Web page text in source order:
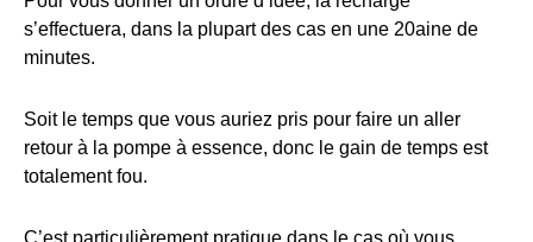
s’effectuera, dans la plupart des cas en une 20aine de
minutes.
Soit le temps que vous auriez pris pour faire un aller
retour à la pompe à essence, donc le gain de temps est
totalement fou.
C’est particulièrement pratique dans le cas où vous